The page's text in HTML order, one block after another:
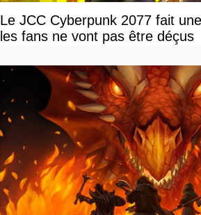
Le JCC Cyberpunk 2077 fait
les fans ne vont pas être déçus